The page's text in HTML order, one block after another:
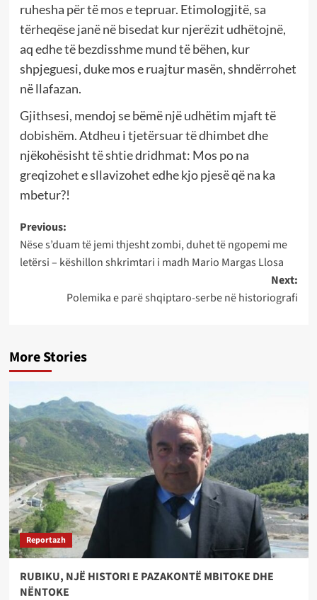
ruhesha për të mos e tepruar. Etimologjitë, sa
tërheqëse janë në bisedat kur njerëzit udhëtojnë,
aq edhe të bezdisshme mund të bëhen, kur
shpjeguesi, duke mos e ruajtur masën, shndërrohet
në llafazan.
Gjithsesi, mendoj se bëmë një udhëtim mjaft të
dobishëm. Atdheu i tjetërsuar të dhimbet dhe
njëkohësisht të shtie dridhmat: Mos po na
greqizohet e sllavizohet edhe kjo pjesë që na ka
mbetur?!
Post
navigation
Previous:
Nëse s’duam të jemi thjesht zombi, duhet të ngopemi me
letërsi – këshillon shkrimtari i madh Mario Margas Llosa
Next:
Polemika e parë shqiptaro-serbe në historiografi
More Stories
Reportazh
RUBIKU, NJË HISTORI E PAZAKONTË MBITOKE DHE
NËNTOKE